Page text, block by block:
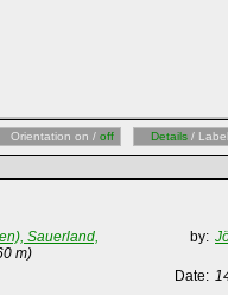
Orientation on / off Details /
Sauerland,
m)
by:
Date: